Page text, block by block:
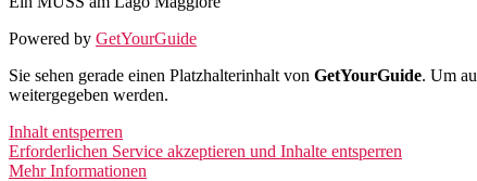
Powered by GetYourGuide
Sie sehen gerade einen Platzhalterinhalt von GetYourGuide. Um
weitergegeben werden.
Inhalt entsperren
Erforderlichen Service akzeptieren und Inhalte entsperren
Mehr Informationen